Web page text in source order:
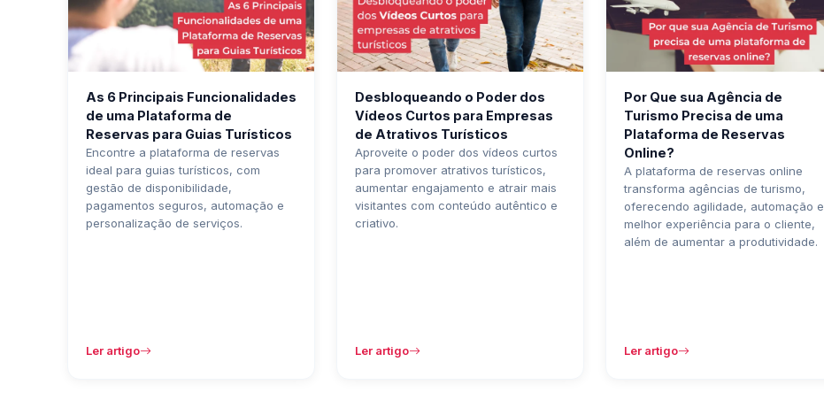
As 6 Principais Funcionalidades
de uma Plataforma de
Reservas para Guias Turísticos
Encontre a plataforma de reservas
ideal para guias turísticos, com
gestão de disponibilidade,
pagamentos seguros, automação e
personalização de serviços.
Ler artigo
Desbloqueando o Poder dos
Vídeos Curtos para Empresas
de Atrativos Turísticos
Aproveite o poder dos vídeos curtos
para promover atrativos turísticos,
aumentar engajamento e atrair mais
visitantes com conteúdo autêntico e
criativo.
Ler artigo
Por Que sua Agência de
Turismo Precisa de uma
Plataforma de Reservas
Online?
A plataforma de reservas online
transforma agências de turismo,
oferecendo agilidade, automação e
melhor experiência para o cliente,
além de aumentar a produtividade.
Ler artigo